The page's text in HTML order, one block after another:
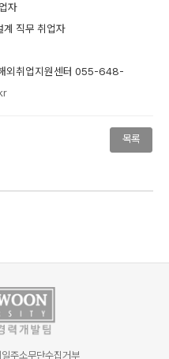
자
무 취업자
외취업지원센터 055-648-
목록
일주소무단수집거부